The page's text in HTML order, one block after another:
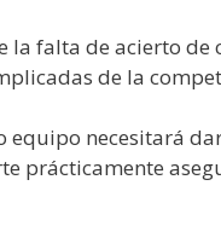
la falta de acierto
de la
necesitará
prácticamente